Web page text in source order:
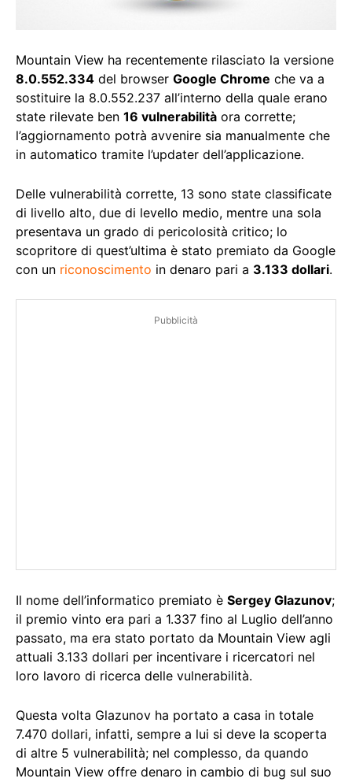
Mountain View ha recentemente rilasciato la versione
8.0.552.334 del browser Google Chrome che va a
sostituire la 8.0.552.237 all’interno della quale erano
state rilevate ben 16 vulnerabilità ora corrette;
l’aggiornamento potrà avvenire sia manualmente che
in automatico tramite l’updater dell’applicazione.
Delle vulnerabilità corrette, 13 sono state classificate
di livello alto, due di levello medio, mentre una sola
presentava un grado di pericolosità critico; lo
scopritore di quest’ultima è stato premiato da Google
con un riconoscimento in denaro pari a 3.133 dollari.
Pubblicità
Il nome dell’informatico premiato è Sergey Glazunov;
il premio vinto era pari a 1.337 fino al Luglio dell’anno
passato, ma era stato portato da Mountain View agli
attuali 3.133 dollari per incentivare i ricercatori nel
loro lavoro di ricerca delle vulnerabilità.
Questa volta Glazunov ha portato a casa in totale
7.470 dollari, infatti, sempre a lui si deve la scoperta
di altre 5 vulnerabilità; nel complesso, da quando
Mountain View offre denaro in cambio di bug sul suo